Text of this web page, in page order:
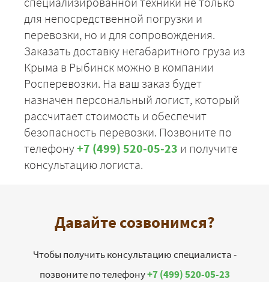
для непосредственной погрузки и
перевозки, но и для сопровождения.
Заказать доставку негабаритного груза из
Крыма в Рыбинск можно в компании
Росперевозки. На ваш заказ будет
назначен персональный логист, который
рассчитает стоимость и обеспечит
безопасность перевозки. Позвоните по
телефону+7 (499) 520-05-23 и получите
консультацию логиста.
Давайте созвонимся?
Чтобы получить консультацию специалиста -
позвоните по телефону+7 (499) 520-05-23